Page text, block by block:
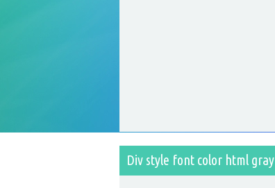
Div style font color html gray